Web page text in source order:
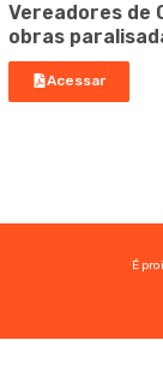
Vereadores de
obras
Acessar
É